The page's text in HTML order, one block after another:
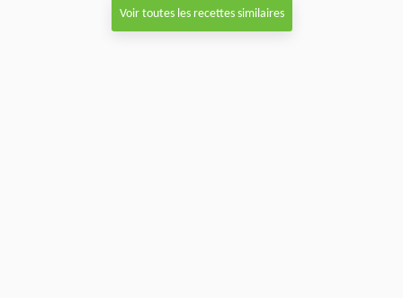
Voir toutes les recettes similaires